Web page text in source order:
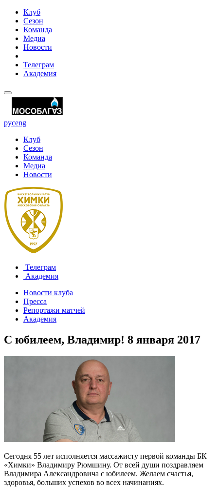
Клуб
Сезон
Команда
Медиа
Новости
Телеграм
Академия
русeng
Клуб
Сезон
Команда
Медиа
Новости
Телеграм
Академия
Новости клуба
Пресса
Репортажи матчей
Академия
С юбилеем, Владимир! 8 января 2017
Сегодня 55 лет исполняется массажисту первой команды БК
«Химки» Владимиру Рюмшину. От всей души поздравляем
Владимира Александровича с юбилеем. Желаем счастья,
здоровья, больших успехов во всех начинаниях.